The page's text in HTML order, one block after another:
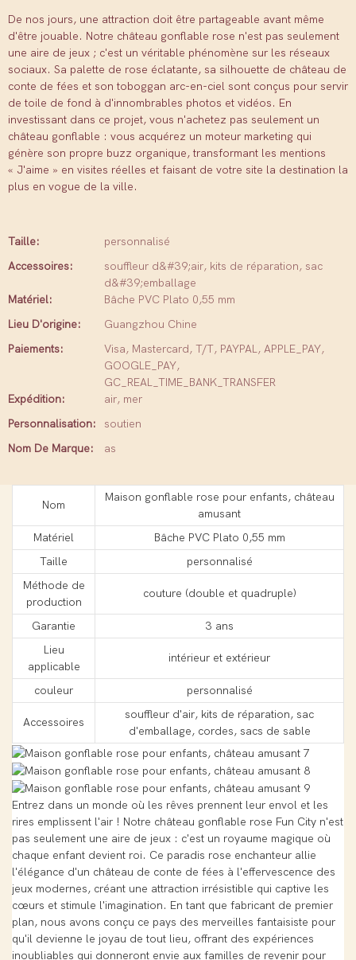
De nos jours, une attraction doit être partageable avant même
d'être jouable. Notre château gonflable rose n'est pas seulement
une aire de jeux ; c'est un véritable phénomène sur les réseaux
sociaux. Sa palette de rose éclatante, sa silhouette de château de
conte de fées et son toboggan arc-en-ciel sont conçus pour servir
de toile de fond à d'innombrables photos et vidéos. En
investissant dans ce projet, vous n'achetez pas seulement un
château gonflable : vous acquérez un moteur marketing qui
génère son propre buzz organique, transformant les mentions
« J'aime » en visites réelles et faisant de votre site la destination la
plus en vogue de la ville.
Taille:
personnalisé
Accessoires:
souffleur d&#39;air, kits de réparation, sac
d&#39;emballage
Matériel:
Bâche PVC Plato 0,55 mm
Lieu D'origine:
Guangzhou Chine
Paiements:
Visa, Mastercard, T/T, PAYPAL, APPLE_PAY,
GOOGLE_PAY,
GC_REAL_TIME_BANK_TRANSFER
Expédition:
air, mer
Personnalisation:
soutien
Nom De Marque:
as
Nom
Maison gonflable rose pour enfants, château
amusant
Matériel
Bâche PVC Plato 0,55 mm
Taille
personnalisé
Méthode de
production
couture (double et quadruple)
Garantie
3 ans
Lieu
applicable
intérieur et extérieur
couleur personnalisé
Accessoires
souffleur d'air, kits de réparation, sac
d'emballage, cordes, sacs de sable
Entrez dans un monde où les rêves prennent leur envol et les
rires emplissent l'air ! Notre château gonflable rose Fun City n'est
pas seulement une aire de jeux : c'est un royaume magique où
chaque enfant devient roi. Ce paradis rose enchanteur allie
l'élégance d'un château de conte de fées à l'effervescence des
jeux modernes, créant une attraction irrésistible qui captive les
cœurs et stimule l'imagination. En tant que fabricant de premier
plan, nous avons conçu ce pays des merveilles fantaisiste pour
qu'il devienne le joyau de tout lieu, offrant des expériences
inoubliables qui donneront envie aux familles de revenir pour